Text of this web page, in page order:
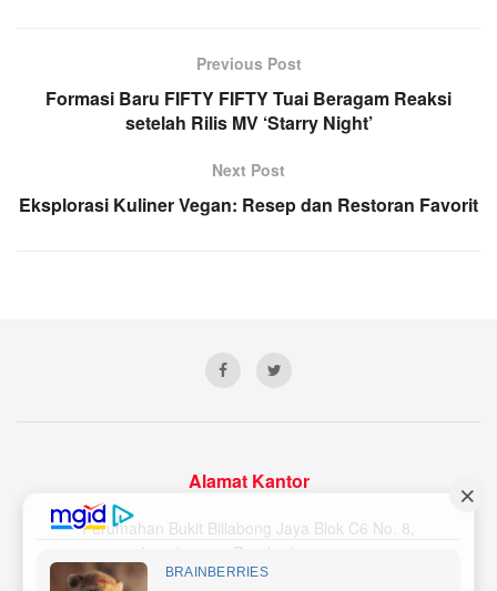
Previous Post
Formasi Baru FIFTY FIFTY Tuai Beragam Reaksi
setelah Rilis MV ‘Starry Night’
Next Post
Eksplorasi Kuliner Vegan: Resep dan Restoran Favorit
Alamat Kantor
Perumahan Bukit Billabong Jaya Blok C6 No. 8,
Langkapura, Bandar Lampung
Email Redaksi : lampunginsider@gmail.com